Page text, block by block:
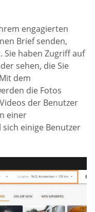
engagierten
Brief senden,
Sie haben Zugriff auf
sehen, die Sie
dem
die Fotos
der Benutzer
einer
einige Benutzer